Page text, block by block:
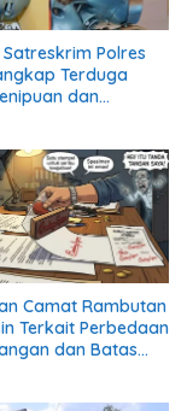
Satreskrim Polres
Terduga
dan
Camat Rambutan
Terkait Perbedaan
dan Batas